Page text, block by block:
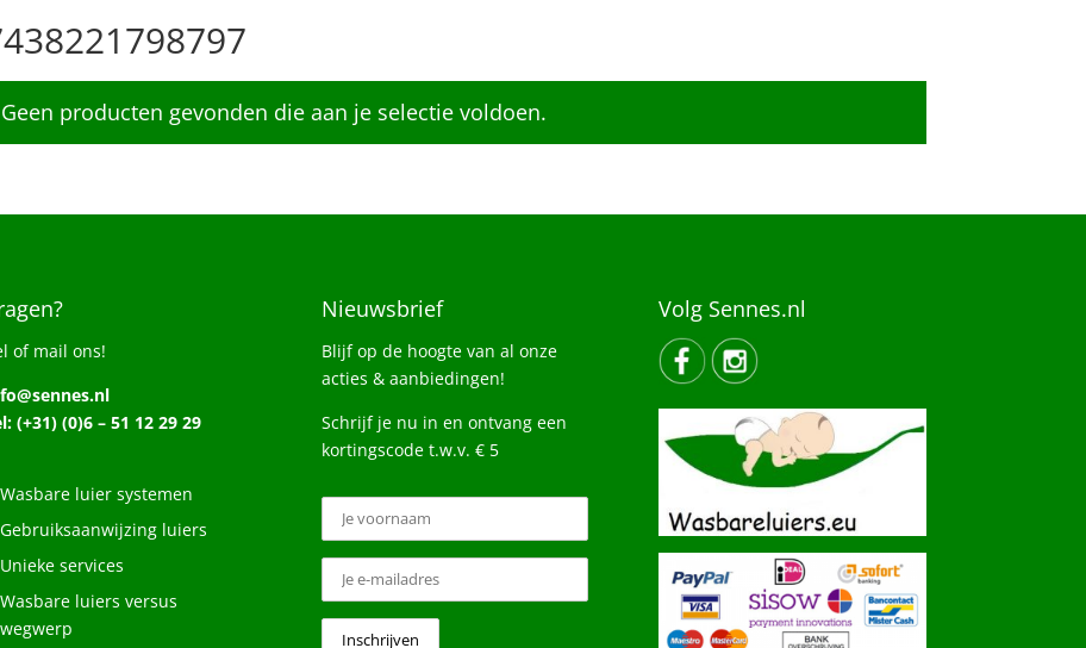
Geen producten gevonden die aan je selectie voldoen.
of mail ons!
(+31) (0)6 – 51 12 29 29
Wasbare luier systemen
Gebruiksaanwijzing luiers
Unieke services
Wasbare luiers versus
wegwerp
Nieuwsbrief
Blijf op de hoogte van al onze
acties & aanbiedingen!
Schrijf je nu in en ontvang een
kortingscode t.w.v. € 5
Volg Sennes.nl